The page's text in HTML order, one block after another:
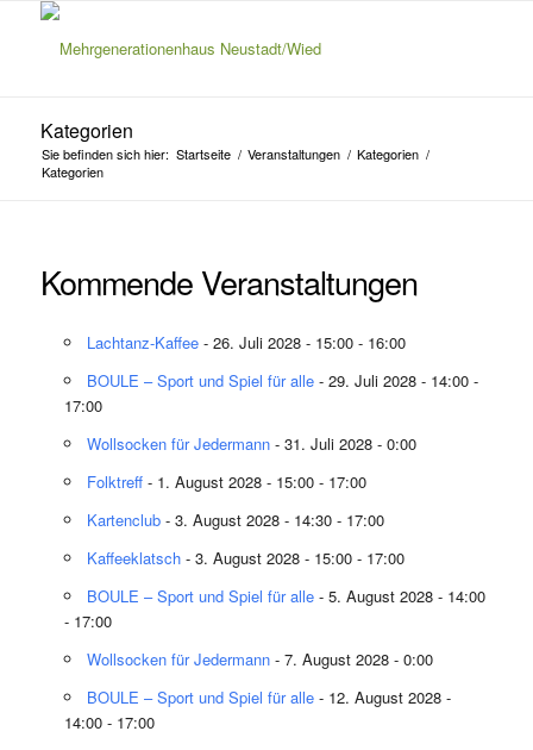
Kategorien
Sie befinden sich hier: Startseite / Veranstaltungen / Kategorien /
Kategorien
Kommende Veranstaltungen
Lachtanz-Kaffee- 26. Juli 2028 - 15:00 - 16:00
BOULE – Sport und Spiel für alle- 29. Juli 2028 - 14:00 -
17:00
Wollsocken für Jedermann- 31. Juli 2028 - 0:00
Folktreff- 1. August 2028 - 15:00 - 17:00
Kartenclub- 3. August 2028 - 14:30 - 17:00
Kaffeeklatsch- 3. August 2028 - 15:00 - 17:00
BOULE – Sport und Spiel für alle- 5. August 2028 - 14:00
- 17:00
Wollsocken für Jedermann- 7. August 2028 - 0:00
BOULE – Sport und Spiel für alle- 12. August 2028 -
14:00 - 17:00